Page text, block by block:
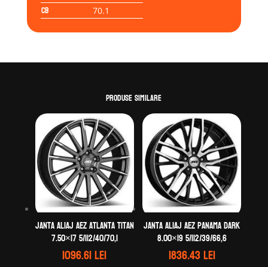
CB 70.1
Produse similare
Janta aliaj AEZ Atlanta titan
7.50×17 5/112/40/70,1
1096.61lei
Janta aliaj AEZ Panama dark
8.00×19 5/112/39/66,6
1836.43lei